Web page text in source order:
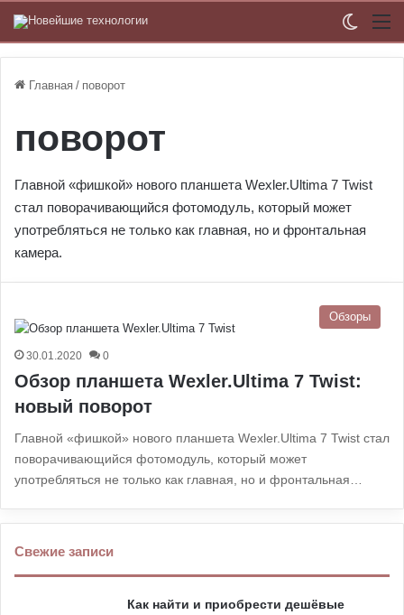
Главная / поворот
поворот
Главной «фишкой» нового планшета Wexler.Ultima 7 Twist
стал поворачивающийся фотомодуль, который может
употребляться не только как главная, но и фронтальная
камера.
Обзоры
30.01.2020 0
Обзор планшета Wexler.Ultima 7 Twist:
новый поворот
Главной «фишкой» нового планшета Wexler.Ultima 7 Twist стал
поворачивающийся фотомодуль, который может
употребляться не только как главная, но и фронтальная…
Свежие записи
Как найти и приобрести дешёвые